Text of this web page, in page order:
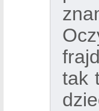
tak